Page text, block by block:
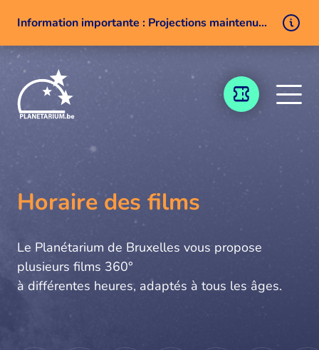
Information importante : Projections maintenues malgré un problème technique
Aller au contenu
BILLETTERIE
Horaire des films
Le Planétarium de Bruxelles vous propose
plusieurs films 360°
à différentes heures, adaptés à tous les âges.